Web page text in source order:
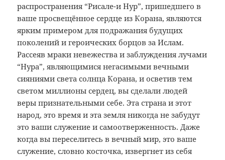
распространения “Рисале-и Нур”, пришедшего в
ваше просвещённое сердце из Корана, являются
ярким примером для подражания будущих
поколений и героических борцов за Ислам.
Рассеяв мраки невежества и заблуждения лучами
“Нура”, являющимися негасимыми вечными
сияниями света солнца Корана, и осветив тем
светом миллионы сердец, вы сделали людей
веры признательными себе. Эта страна и этот
народ, это время и эта земля никогда не забудут
это ваши служение и самоотверженность. Даже
когда вы переселитесь в вечный мир, это ваше
служение, словно косточка, извергнет из себя